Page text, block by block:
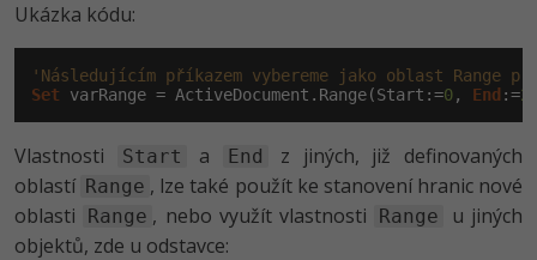
Ukázka kódu:
'Následujícím příkazem vybereme jako oblast Range
Set varRange = ActiveDocument.Range(Start:=0, End :=
Vlastnosti Start a End
z jiných, již definovaných
oblastí Range , lze také použít ke stanovení hranic nové
oblasti
Range , nebo využít vlastnosti Range
u jiných
objektů, zde u odstavce: